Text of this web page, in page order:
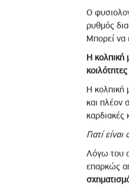
Βιώσιμης Ανάπτυξης 2024
Δέουσας Επιμέλειας Τρίτων
Ο
ρυθμός
Μπορεί να
Η κολπική
Η κολπική
και πλέον
καρδιακές
Γιατί
Λόγω του
επαρκώς